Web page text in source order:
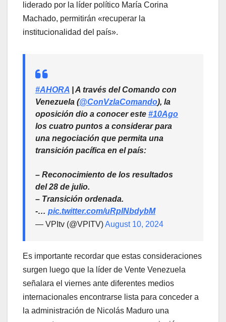
liderado por la líder político María Corina
Machado, permitirán «recuperar la
institucionalidad del país».
#AHORA | A través del Comando con
Venezuela (@ConVzlaComando), la
oposición dio a conocer este #10Ago
los cuatro puntos a considerar para
una negociación que permita una
transición pacífica en el país:
– Reconocimiento de los resultados
del 28 de julio.
– Transición ordenada.
-… pic.twitter.com/uRplNbdybM
— VPItv (@VPITV)August 10, 2024
Es importante recordar que estas consideraciones
surgen luego que la líder de Vente Venezuela
señalara el viernes ante diferentes medios
internacionales encontrarse lista para conceder a
la administración de Nicolás Maduro una